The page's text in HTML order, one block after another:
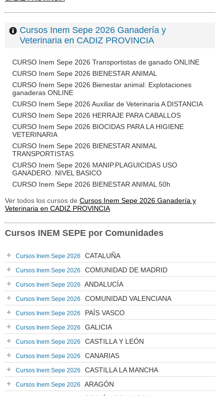
Cursos Inem Sepe 2026 Ganadería y
Veterinaria en CADIZ PROVINCIA
CURSO Inem Sepe 2026 Transportistas de ganado ONLINE
CURSO Inem Sepe 2026 BIENESTAR ANIMAL
CURSO Inem Sepe 2026 Bienestar animal: Explotaciones
ganaderas ONLINE
CURSO Inem Sepe 2026 Auxiliar de Veterinaria A DISTANCIA
CURSO Inem Sepe 2026 HERRAJE PARA CABALLOS
CURSO Inem Sepe 2026 BIOCIDAS PARA LA HIGIENE
VETERINARIA
CURSO Inem Sepe 2026 BIENESTAR ANIMAL
TRANSPORTISTAS
CURSO Inem Sepe 2026 MANIP.PLAGUICIDAS USO
GANADERO. NIVEL BASICO
CURSO Inem Sepe 2026 BIENESTAR ANIMAL 50h
Ver todos los cursos de Cursos Inem Sepe 2026 Ganadería y
Veterinaria en CADIZ PROVINCIA
Cursos INEM SEPE por Comunidades
Cursos Inem Sepe 2026 CATALUÑA
Cursos Inem Sepe 2026 COMUNIDAD DE MADRID
Cursos Inem Sepe 2026 ANDALUCÍA
Cursos Inem Sepe 2026 COMUNIDAD VALENCIANA
Cursos Inem Sepe 2026 PAÍS VASCO
Cursos Inem Sepe 2026 GALICIA
Cursos Inem Sepe 2026 CASTILLA Y LEÓN
Cursos Inem Sepe 2026 CANARIAS
Cursos Inem Sepe 2026 CASTILLA LA MANCHA
Cursos Inem Sepe 2026 ARAGÓN